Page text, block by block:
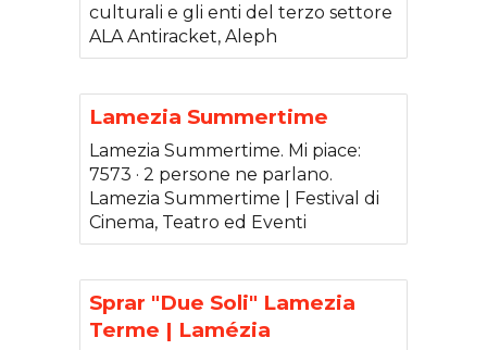
culturali e gli enti del terzo settore
ALA Antiracket, Aleph
Lamezia Summertime
Lamezia Summertime. Mi piace:
7573 · 2 persone ne parlano.
Lamezia Summertime | Festival di
Cinema, Teatro ed Eventi
Sprar "Due Soli" Lamezia
Terme | Lamézia